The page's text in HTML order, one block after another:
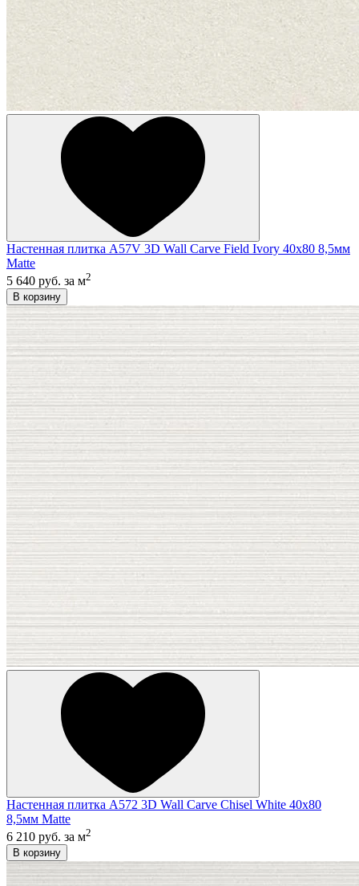
Настенная плитка A57V 3D Wall Carve Field Ivory 40x80 8,5мм
Matte
5 640 руб. за м2
В корзину
Настенная плитка A572 3D Wall Carve Chisel White 40x80
8,5мм Matte
6 210 руб. за м2
В корзину